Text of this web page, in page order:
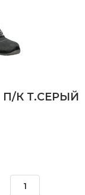
К Т.СЕРЫЙ